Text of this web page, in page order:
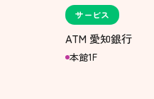
サービス
ATM 愛知銀行
本館1F